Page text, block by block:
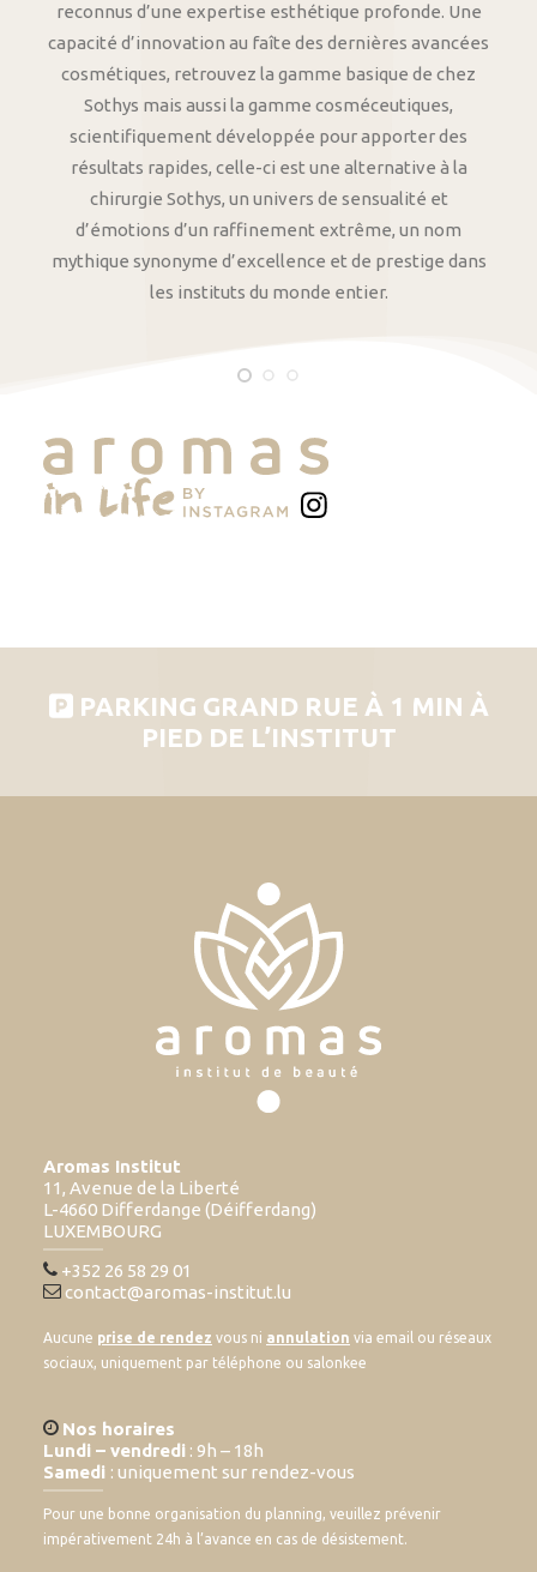
reconnus d’une expertise esthétique profonde. Une
capacité d’innovation au faîte des dernières avancées
cosmétiques, retrouvez la gamme basique de chez
Sothys mais aussi la gamme cosméceutiques,
scientifiquement développée pour apporter des
résultats rapides, celle-ci est une alternative à la
chirurgie Sothys, un univers de sensualité et
d’émotions d’un raffinement extrême, un nom
mythique synonyme d’excellence et de prestige dans
les instituts du monde entier.
PARKING GRAND RUE À 1 MIN À
PIED DE L’INSTITUT
Aromas Institut
11, Avenue de la Liberté
L-4660 Differdange (Déifferdang)
LUXEMBOURG
+352 26 58 29 01
contact@aromas-institut.lu
Aucune prise de rendez vous ni annulation via email ou réseaux
sociaux, uniquement par téléphone ou salonkee
Nos horaires
Lundi – vendredi : 9h – 18h
Samedi : uniquement sur rendez-vous
Pour une bonne organisation du planning, veuillez prévenir
impérativement 24h à l’avance en cas de désistement.